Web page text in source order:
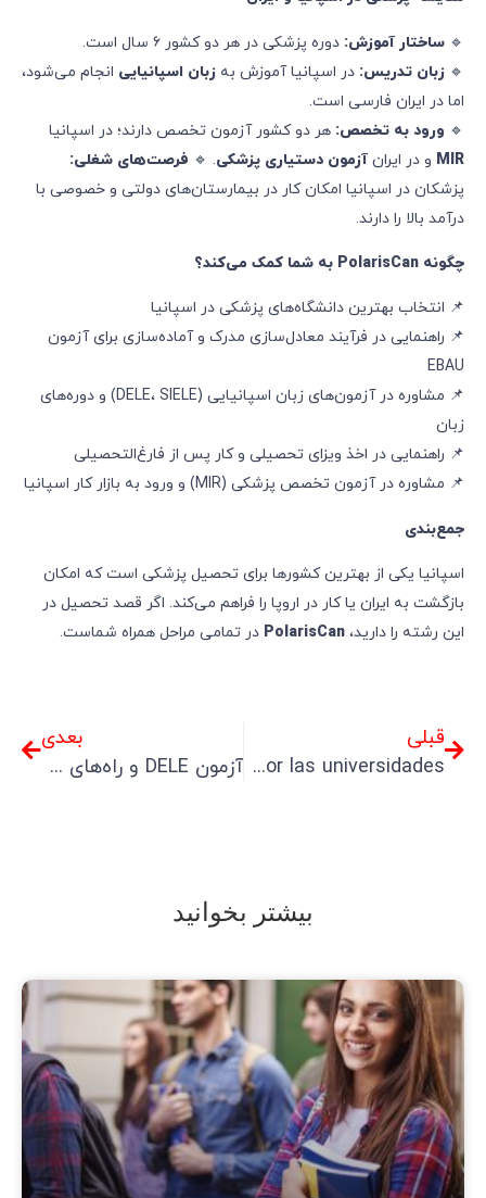
🔹 ساختار آموزش:دوره پزشکی در هر دو کشور ۶ سال است.
🔹 زبان تدریس:در اسپانیا آموزش به زبان اسپانیاییانجام می‌شود،
اما در ایران فارسی است.
🔹 ورود به تخصص:هر دو کشور آزمون تخصص دارند؛ در اسپانیا
MIRو در ایرانآزمون دستیاری پزشکی. 🔹 فرصت‌های شغلی:
پزشکان در اسپانیا امکان کار در بیمارستان‌های دولتی و خصوصی با
درآمد بالا را دارند.
چگونهPolarisCan
به شما کمک می‌کند؟
📌 انتخاب بهترین دانشگاه‌های پزشکی در اسپانیا
📌 راهنمایی در فرآیند معادل‌سازی مدرک و آماده‌سازی برای آزمون
EBAU
📌 مشاوره در آزمون‌های زبان اسپانیایی (DELE، SIELE) و دوره‌های
زبان
📌 راهنمایی در اخذ ویزای تحصیلی و کار پس از فارغ‌التحصیلی
📌 مشاوره در آزمون تخصص پزشکی (MIR) و ورود به بازار کار اسپانیا
جمع‌بندی
اسپانیا یکی از بهترین کشورها برای تحصیل پزشکی است که امکان
بازگشت به ایران یا کار در اروپا را فراهم می‌کند. اگر قصد تحصیل در
این رشته را دارید،PolarisCanدر تمامی مراحل همراه شماست.
قبلی
Guía completa de admisión académica en España y los idiomas aceptados por las universidades.
بعدی
آزمون DELE و راه‌های جایگزین برای اثبات مهارت زبان اسپانیایی
بیشتر بخوانید